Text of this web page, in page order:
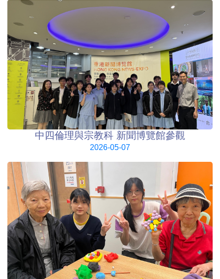
中四倫理與宗教科 新聞博覽館參觀
2026-05-07